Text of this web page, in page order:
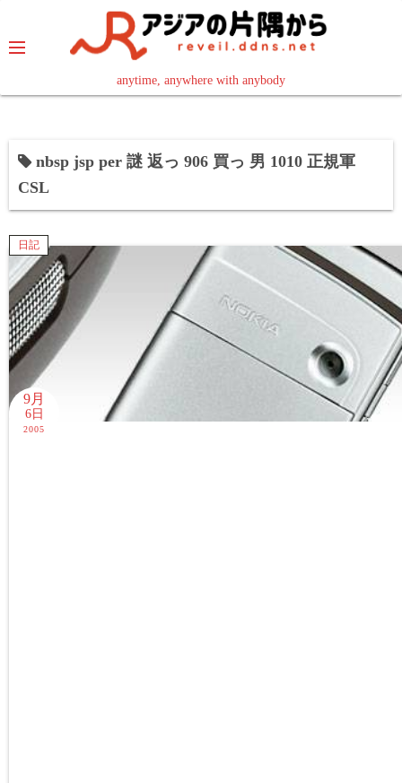
テ
anytime, anywhere with anybody
read in your language
nbsp jsp per 謎 返っ 906 買っ 男 1010 正規軍
CSL
日記
9月
6日
2005